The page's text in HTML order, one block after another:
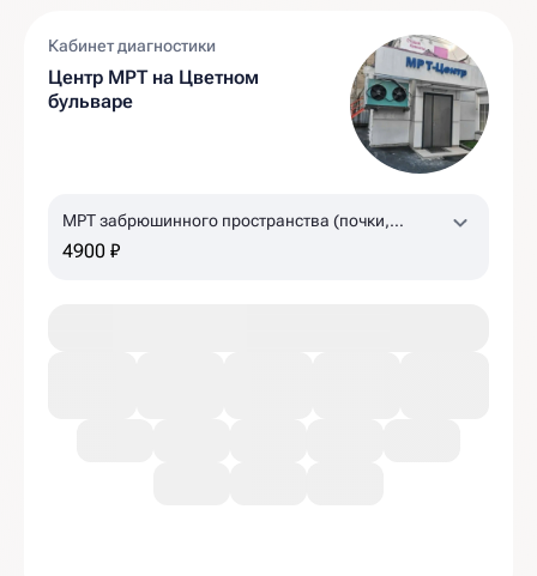
Кабинет диагностики
Центр МРТ на Цветном
бульваре
МРТ забрюшинного пространства (почки,
надпочечники, лимфоузлы)
4900 ₽